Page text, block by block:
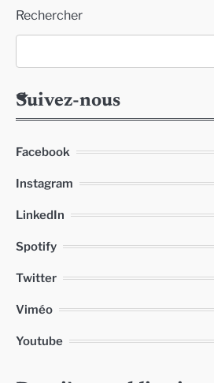
Rechercher
Suivez-nous
Facebook
Instagram
LinkedIn
Spotify
Twitter
Viméo
Youtube